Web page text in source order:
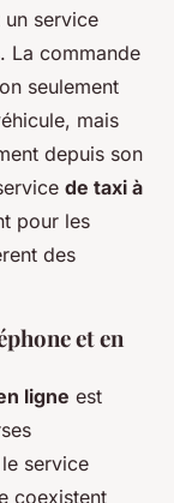
service
La commande
seulement
mais
depuis son
de taxi à
pour les
des
et en
ligne est
service
coexistent